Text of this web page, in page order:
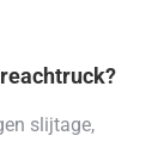
slijtage,